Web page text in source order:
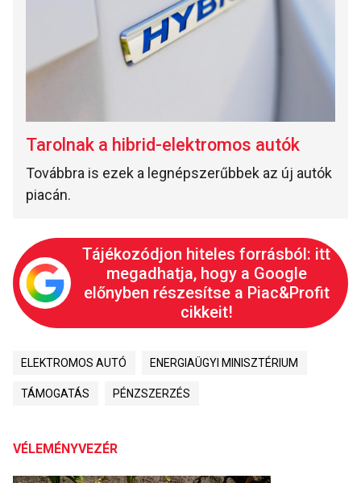
Tarolnak a hibrid-elektromos autók
Továbbra is ezek a legnépszerűbbek az új autók
piacán.
Tájékozódjon hiteles forrásból: itt
megadhatja, hogy a Google
előnyben részesítse a Piac&Profit
cikkeit!
ELEKTROMOS AUTÓ ENERGIAÜGYI MINISZTÉRIUM
TÁMOGATÁS PÉNZSZERZÉS
VÉLEMÉNYVEZÉR